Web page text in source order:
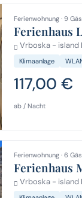
Ferienwohnung · 9
Ferienhaus
Vrboska - island
Klimaanlage
117,00 €
ab / Nacht
Ferienwohnung · 6
Ferienhaus
Vrboska - island